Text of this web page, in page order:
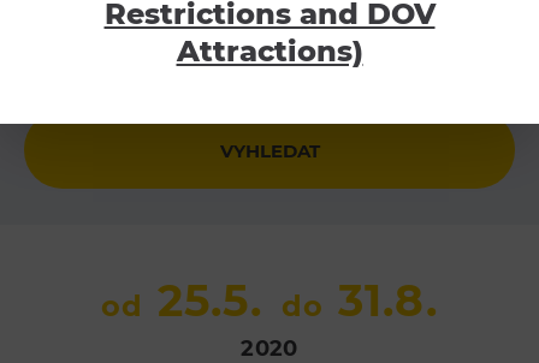
Velký svět techniky
Malý svět techniky U6
Gong
Hornické muzeum
Lezecká stěna
Národní zemědělské muzeum
od 25.5. do 31.8.
2020
Restrictions and DOV
Attractions)